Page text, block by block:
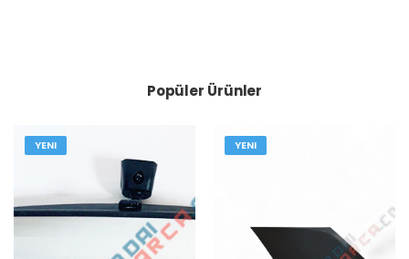
Popüler Ürünler
YENI YENI